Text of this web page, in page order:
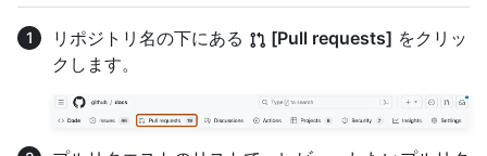
リポジトリ名の下にある [Pull requests] をクリッ
クします。